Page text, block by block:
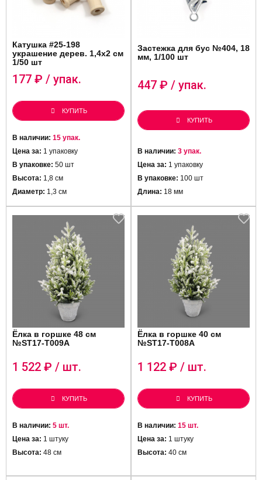
Катушка #25-198
украшение дерев. 1,4х2 см
1/50 шт
177 ₽ / упак.
КУПИТЬ
В наличии: 15 упак.
Цена за: 1 упаковку
В упаковке: 50 шт
Высота: 1,8 см
Диаметр: 1,3 см
Застежка для бус №404, 18
мм, 1/100 шт
447 ₽ / упак.
КУПИТЬ
В наличии: 3 упак.
Цена за: 1 упаковку
В упаковке: 100 шт
Длина: 18 мм
Ёлка в горшке 48 см
№ST17-T009A
1 522 ₽ / шт.
КУПИТЬ
В наличии: 5 шт.
Цена за: 1 штуку
Высота: 48 см
Ёлка в горшке 40 см
№ST17-T008A
1 122 ₽ / шт.
КУПИТЬ
В наличии: 15 шт.
Цена за: 1 штуку
Высота: 40 см